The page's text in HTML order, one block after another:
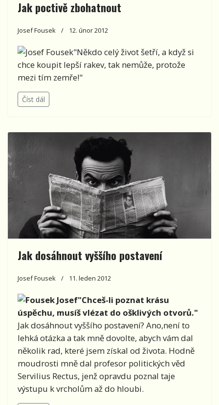
Jak poctivě zbohatnout
Josef Fousek 12. únor 2012
"Někdo celý život šetří, a když si
chce koupit lepší rakev, tak nemůže, protože
mezi tím zemře!"
Číst dál
Jak dosáhnout vyššího postavení
Josef Fousek 11. leden 2012
"Chceš-li poznat krásu
úspěchu, musíš vlézat do ošklivých otvorů."
Jak dosáhnout vyššího postavení? Ano,není to
lehká otázka a tak mně dovolte, abych vám dal
několik rad, které jsem získal od života. Hodně
moudrosti mně dal profesor politických věd
Servilius Rectus, jenž opravdu poznal taje
výstupu k vrcholům až do hloubi.